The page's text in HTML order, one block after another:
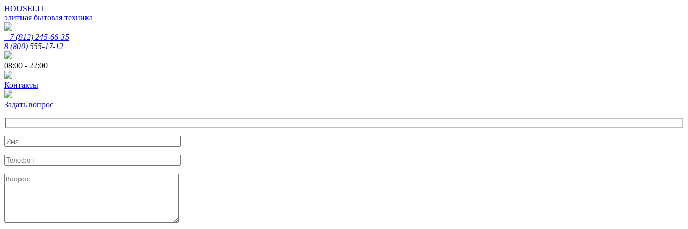
HOUSELIT
элитная бытовая техника
+7 (812) 245-66-35
8 (800) 555-17-12
08:00 - 22:00
Контакты
Задать вопрос